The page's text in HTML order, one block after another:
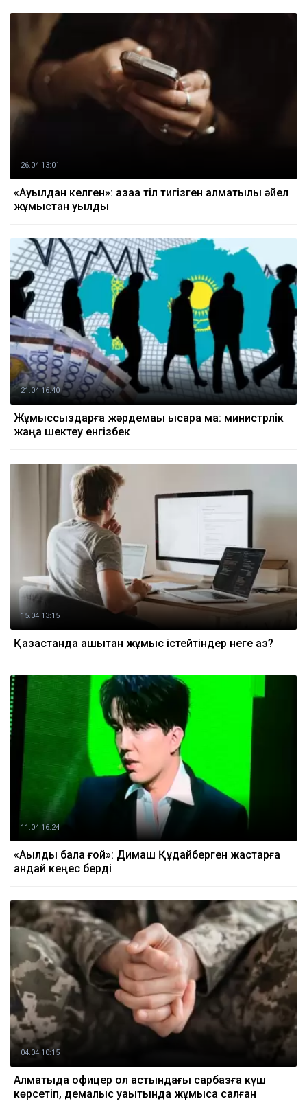
26.04 13:01
«Ауылдан келген»: қазаққа тіл тигізген алматылық әйел
жұмыстан қуылды
21.04 16:40
Жұмыссыздарға жәрдемақы қысқара ма: министрлік
жаңа шектеу енгізбек
15.04 13:15
Қазақстанда қашықтан жұмыс істейтіндер неге аз?
11.04 16:24
«Ақылды бала ғой»: Димаш Құдайберген жастарға
қандай кеңес берді
04.04 10:15
Алматыда офицер қол астындағы сарбазға күш
көрсетіп, демалыс уақытында жұмысқа салған